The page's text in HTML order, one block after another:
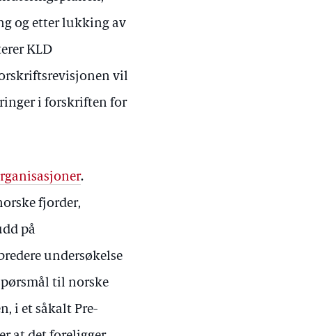
og etter lukking av
KLD
vil
i forskriften for
.
fjorder,
på
undersøkelse
til norske
i et såkalt Pre-